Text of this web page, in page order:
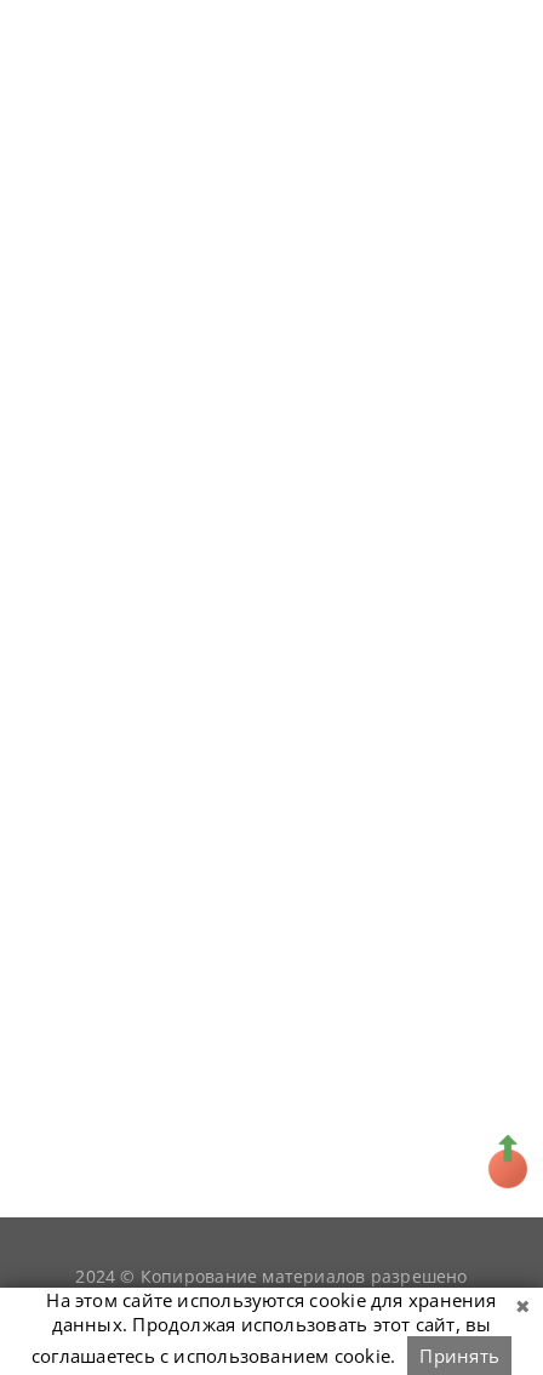
2024 © Копирование материалов разрешено
только при условии гиперссылки наsnookerist.ru
На этом сайте используются cookie для хранения
данных. Продолжая использовать этот сайт, вы
соглашаетесь с использованием cookie.
Принять